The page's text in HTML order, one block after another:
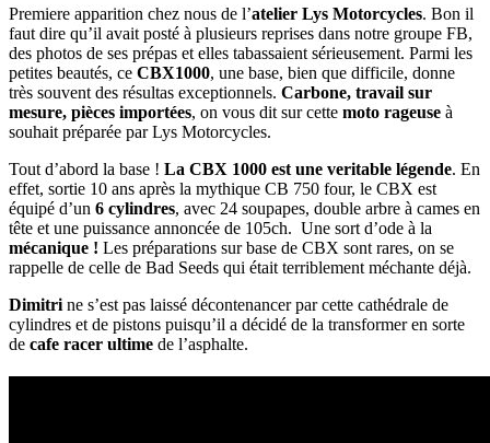
Premiere apparition chez nous de l’atelier Lys Motorcycles. Bon il
faut dire qu’il avait posté à plusieurs reprises dans notre groupe FB,
des photos de ses prépas et elles tabassaient sérieusement. Parmi les
petites beautés, ce CBX1000, une base, bien que difficile, donne
très souvent des résultas exceptionnels. Carbone, travail sur
mesure, pièces importées, on vous dit sur cette moto rageuse à
souhait préparée par Lys Motorcycles.
Tout d’abord la base ! La CBX 1000 est une veritable légende. En
effet, sortie 10 ans après la mythique CB 750 four, le CBX est
équipé d’un 6 cylindres, avec 24 soupapes, double arbre à cames en
tête et une puissance annoncée de 105ch. Une sort d’ode à la
mécanique ! Les préparations sur base de CBX sont rares, on se
rappelle de celle de Bad Seeds qui était terriblement méchante déjà.
Dimitri ne s’est pas laissé décontenancer par cette cathédrale de
cylindres et de pistons puisqu’il a décidé de la transformer en sorte
de cafe racer ultime de l’asphalte.